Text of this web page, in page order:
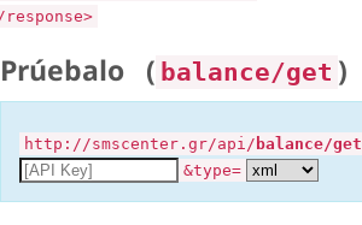
response>
Prúebalo ( balance/get )
http://smscenter.gr/api/ balance/get
&type=